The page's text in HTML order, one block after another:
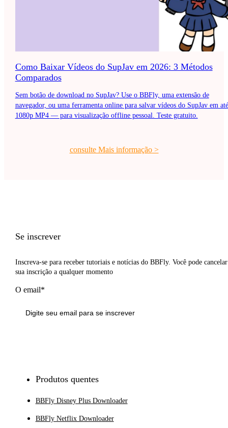
Como Baixar Vídeos do SupJav em 2026: 3 Métodos
Comparados
Sem botão de download no SupJav? Use o BBFly, uma extensão de
navegador, ou uma ferramenta online para salvar vídeos do SupJav em até
1080p MP4 — para visualização offline pessoal. Teste gratuito.
consulte Mais informação>
Se inscrever
Inscreva-se para receber tutoriais e notícias do BBFly. Você pode cancelar
sua inscrição a qualquer momento
O email*
Produtos quentes
BBFly Disney Plus Downloader
BBFly Netflix Downloader